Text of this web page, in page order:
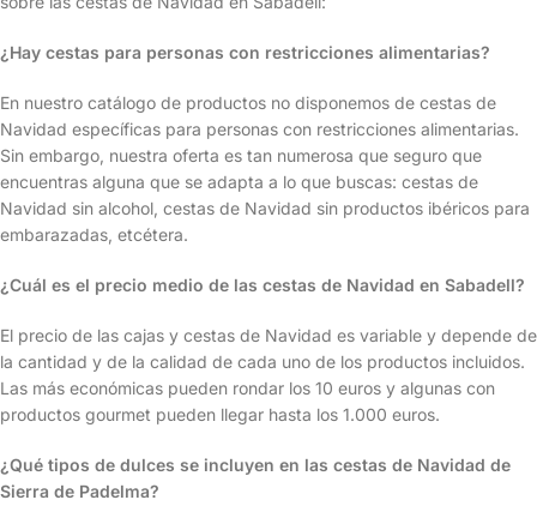
¿Hay cestas para personas con restricciones alimentarias?
En nuestro catálogo de productos no disponemos de cestas de
Navidad específicas para personas con restricciones alimentarias.
Sin embargo, nuestra oferta es tan numerosa que seguro que
encuentras alguna que se adapta a lo que buscas: cestas de
Navidad sin alcohol, cestas de Navidad sin productos ibéricos para
embarazadas, etcétera.
¿Cuál es el precio medio de las cestas de Navidad en Sabadell?
El precio de las cajas y cestas de Navidad es variable y depende de
la cantidad y de la calidad de cada uno de los productos incluidos.
Las más económicas pueden rondar los 10 euros y algunas con
productos gourmet pueden llegar hasta los 1.000 euros.
¿Qué tipos de dulces se incluyen en las cestas de Navidad de
Sierra de Padelma?